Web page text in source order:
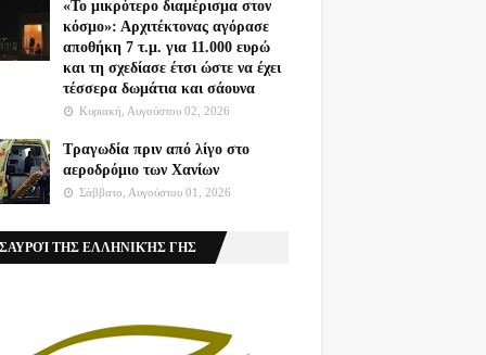
«Το μικρότερο διαμέρισμα στον
κόσμο»: Αρχιτέκτονας αγόρασε
αποθήκη 7 τ.μ. για 11.000 ευρώ
και τη σχεδίασε έτσι ώστε να έχει
τέσσερα δωμάτια και σάουνα
Κυριακή, Αυγούστου 02, 2026
Τραγωδία πριν από λίγο στο
αεροδρόμιο των Χανίων
Σάββατο, Αυγούστου 01, 2026
ΤΗΣ ΕΛΛΗΝΙΚΉΣ ΓΗΣ